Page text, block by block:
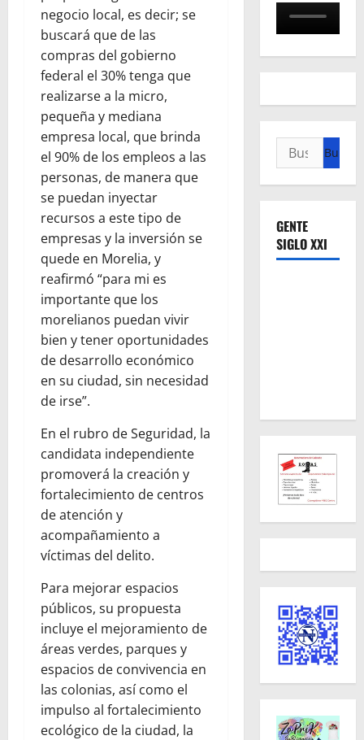
negocio local, es decir; se
buscará que de las
compras del gobierno
federal el 30% tenga que
realizarse a la micro,
pequeña y mediana
empresa local, que brinda
el 90% de los empleos a las
personas, de manera que
se puedan inyectar
recursos a este tipo de
empresas y la inversión se
quede en Morelia, y
reafirmó “para mi es
importante que los
morelianos puedan vivir
bien y tener oportunidades
de desarrollo económico
en su ciudad, sin necesidad
de irse”.
En el rubro de Seguridad, la
candidata independiente
promoverá la creación y
fortalecimiento de centros
de atención y
acompañamiento a
víctimas del delito.
Para mejorar espacios
públicos, su propuesta
incluye el mejoramiento de
áreas verdes, parques y
espacios de convivencia en
las colonias, así como el
impulso al fortalecimiento
ecológico de la ciudad, la
Buscar:
GENTE
SIGLO XXI